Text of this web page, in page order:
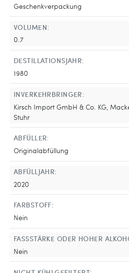
Geschenkverpackung
VOLUMEN:
0.7
DESTILLATIONSJAHR:
1980
INVERKEHRBRINGER:
Kirsch Import GmbH & Co. KG,
Stuhr
ABFÜLLER:
Originalabfüllung
ABFÜLLJAHR:
2020
FARBSTOFF:
Nein
FASSSTÄRKE ODER HOHER
Nein